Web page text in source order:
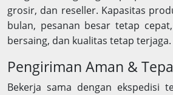
grosir, dan reseller. Kapasitas
bulan, pesanan besar tetap
bersaing, dan kualitas tetap terjaga.
Pengiriman Aman &
Bekerja sama dengan ekspedisi